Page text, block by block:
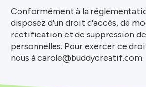
Conformément à la
disposez d'un droit d'accès, de
rectification et de suppression de
personnelles. Pour exercer ce
nous à carole@buddycreatif.com.